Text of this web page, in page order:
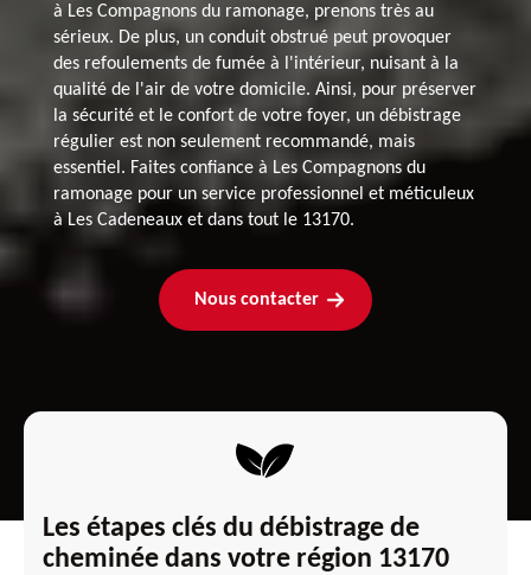
à Les Compagnons du ramonage, prenons très au
sérieux. De plus, un conduit obstrué peut provoquer
des refoulements de fumée à l'intérieur, nuisant à la
qualité de l'air de votre domicile. Ainsi, pour préserver
la sécurité et le confort de votre foyer, un débistrage
régulier est non seulement recommandé, mais
essentiel. Faites confiance à Les Compagnons du
ramonage pour un service professionnel et méticuleux
à Les Cadeneaux et dans tout le 13170.
Nous contacter
Les étapes clés du débistrage de
cheminée dans votre région 13170